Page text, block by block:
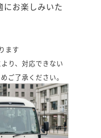
にお楽しみいた
ます
り、対応できない
ご了承ください。